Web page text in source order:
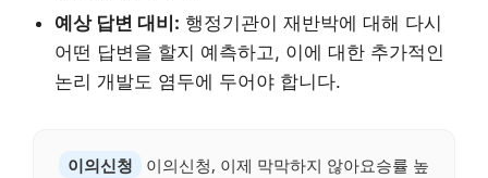
예상 답변 대비: 행정기관이 재반박에 대해 다시
어떤 답변을 할지 예측하고, 이에 대한 추가적인
논리 개발도 염두에 두어야 합니다.
이의신청
이의신청, 이제 막막하지 않아요승률 높